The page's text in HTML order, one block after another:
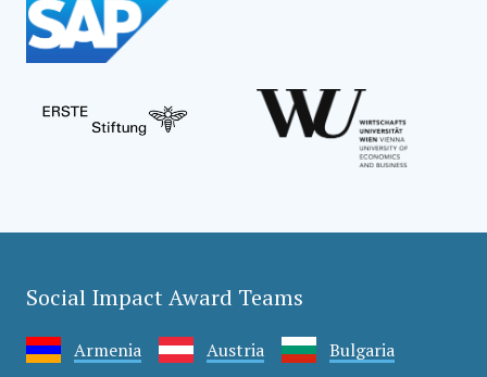
Social Impact Award Teams
Armenia Austria Bulgaria